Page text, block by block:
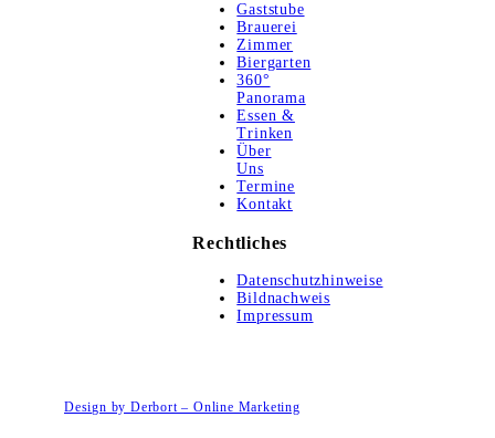
Gaststube
Brauerei
Zimmer
Biergarten
360°
Panorama
Essen &
Trinken
Über
Uns
Termine
Kontakt
Rechtliches
Datenschutzhinweise
Bildnachweis
Impressum
Design by Derbort – Online Marketing